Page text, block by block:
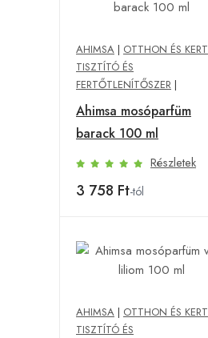
AHIMSA | OTTHON ÉS KERT
TISZTÍTÓ ÉS
FERTŐTLENÍTŐSZER |
Ahimsa mosóparfüm
barack 100 ml
Részletek
3 758 Ft-tól
AHIMSA | OTTHON ÉS KERT
TISZTÍTÓ ÉS